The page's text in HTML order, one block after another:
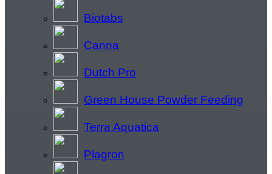
Biotabs
Canna
Dutch Pro
Green House Powder Feeding
Terra Aquatica
Plagron